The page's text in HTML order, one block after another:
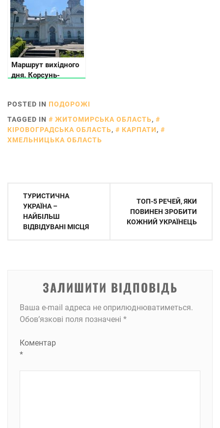
Маршрут вихідного
дня. Корсунь-
POSTED IN ПОДОРОЖІ
TAGGED IN
ЖИТОМИРСЬКА ОБЛАСТЬ,
КІРОВОГРАДСЬКА ОБЛАСТЬ, КАРПАТИ,
ХМЕЛЬНИЦЬКА ОБЛАСТЬ
Навігація
записів
ТУРИСТИЧНА
УКРАЇНА –
НАЙБІЛЬШ
ВІДВІДУВАНІ МІСЦЯ
ТОП-5 РЕЧЕЙ, ЯКИ
ПОВИНЕН ЗРОБИТИ
КОЖНИЙ УКРАЇНЕЦЬ
ЗАЛИШИТИ ВІДПОВІДЬ
Ваша e-mail адреса не оприлюднюватиметься.
Обов’язкові поля позначені *
Коментар
*